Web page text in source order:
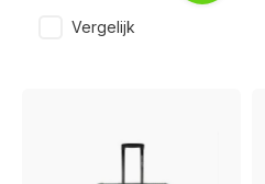
Vergelijk